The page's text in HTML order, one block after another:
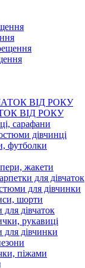
ВІД РОКУ
сарафани
дівчинці
футболки
жакети
для дівчаток
для дівчинки
шорти
для дівчаток
рукавиці
для дівчинки
піжами